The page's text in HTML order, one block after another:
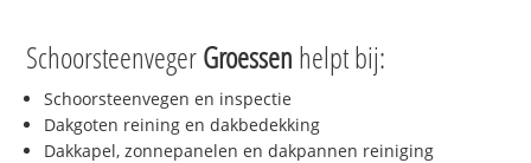
SchoorsteenvegerGroessen helpt bij:
Schoorsteenvegen en inspectie
Dakgoten reining en dakbedekking
Dakkapel, zonnepanelen en dakpannen reiniging